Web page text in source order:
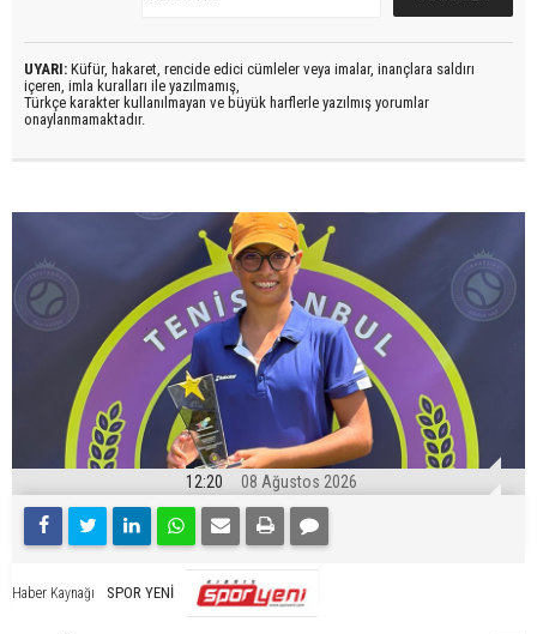
UYARI: Küfür, hakaret, rencide edici cümleler veya imalar, inançlara saldırı
içeren, imla kuralları ile yazılmamış,
Türkçe karakter kullanılmayan ve büyük harflerle yazılmış yorumlar
onaylanmamaktadır.
12:20 08 Ağustos 2026
Haber Kaynağı SPOR YENİ